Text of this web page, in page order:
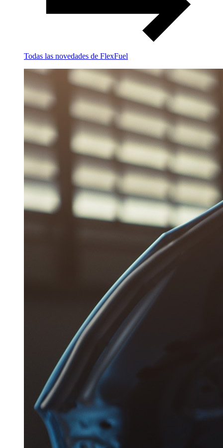
Todas las novedades de FlexFuel